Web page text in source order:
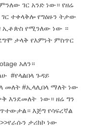
ገር አንድ ነው። የዘሬ
ተቀላቅሎ የግዕዙን ትታው
ኢቶጵስ የሚንለው ነው ።
ታላቅ የእምነት ምስጥር
አለን።
#የላልበላ ጉዳይ
መለት #ኢላሊበላ ማለት ነው
እንደመለት ነው። ዘሬ ግን
እጅግ የሳፍረኛል
ታሪክኮ ነው